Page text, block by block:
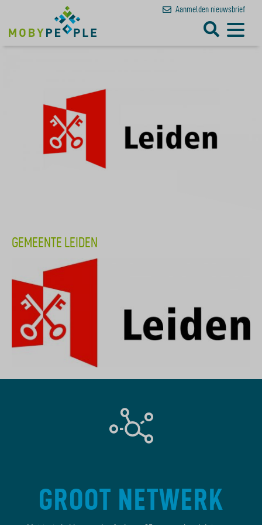
Aanmelden nieuwsbrief
GEMEENTE LEIDEN
GROOT NETWERK